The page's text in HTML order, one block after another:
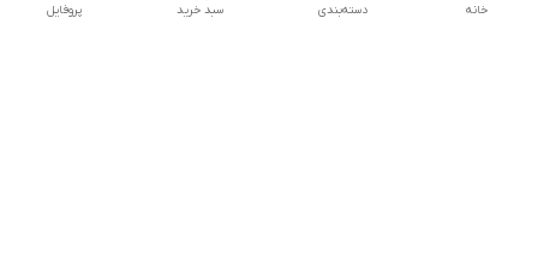
پروفایل سبد خرید دسته‌بندی خانه